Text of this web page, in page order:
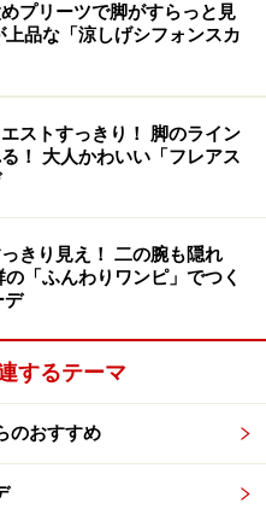
えてしまうこともしばし
イル良く見えるサイズを
びで重視すべきは、サイ
誰かに見られることはな
タイル良く見えるライン
たいものですね。
最新の内容をご確認くださ
ファッションをチェッ
めプリーツで脚がすらっと見
上品な「涼しげシフォンスカ
エストすっきり！ 脚のライン
！ 大人かわいい「フレアス
きり見え！ 二の腕も隠れ
「ふんわりワンピ」でつく
デ
するテーマ
のおすすめ